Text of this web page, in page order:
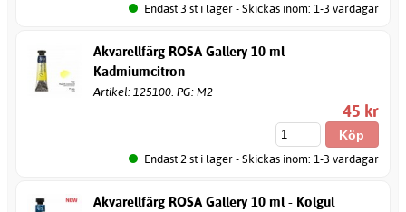
Endast 3 st i lager - Skickas inom: 1-3 vardagar
Akvarellfärg ROSA Gallery 10 ml -
Kadmiumcitron
Artikel: 125100. PG: M2
45 kr
Endast 2 st i lager - Skickas inom: 1-3 vardagar
Akvarellfärg ROSA Gallery 10 ml - Kolgul